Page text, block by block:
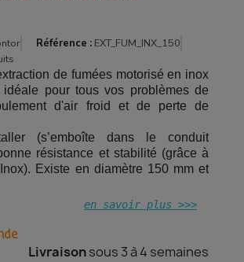
Référence : EXT_FUM_INX_150
de fumées motorisé en inox
pour tous vos problèmes de
d'air froid et de perte de
(s’emboîte dans le conduit
résistance et stabilité (grâce à
Existe en diamètre 150 mm et
en savoir plus >>>
Livraisonsous 3 à 4 semaines